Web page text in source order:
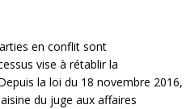
en conflit sont
vise à rétablir la
la loi du 18 novembre 2016,
du juge aux affaires